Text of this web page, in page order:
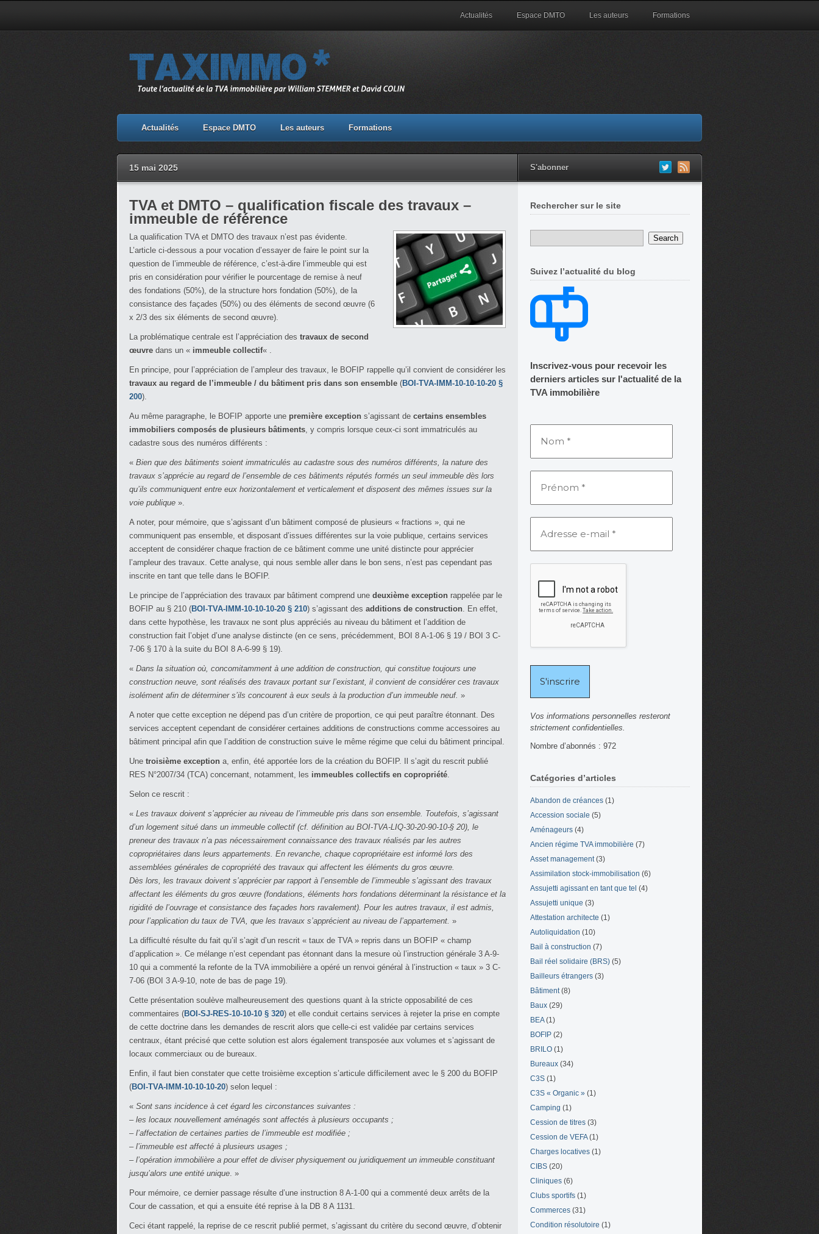
Actualités Espace DMTO Les auteurs Formations
Actualités Espace DMTO Les auteurs Formations
15 mai 2025 S'abonner
TVA et DMTO – qualification fiscale des travaux –
immeuble de référence
La qualification TVA et DMTO des travaux n’est pas évidente.
L’article ci-dessous a pour vocation d’essayer de faire le point sur la
question de l’immeuble de référence, c’est-à-dire l’immeuble qui est
pris en considération pour vérifier le pourcentage de remise à neuf
des fondations (50%), de la structure hors fondation (50%), de la
consistance des façades (50%) ou des éléments de second œuvre (6
x 2/3 des six éléments de second œuvre).
La problématique centrale est l’appréciation des travaux de second
œuvre dans un « immeuble collectif« .
En principe, pour l’appréciation de l’ampleur des travaux, le BOFIP rappelle qu’il convient de considérer les
travaux au regard de l’immeuble / du bâtiment pris dans son ensemble (BOI-TVA-IMM-10-10-10-20 §
200).
Au même paragraphe, le BOFIP apporte une première exception s’agissant de certains ensembles
immobiliers composés de plusieurs bâtiments, y compris lorsque ceux-ci sont immatriculés au
cadastre sous des numéros différents :
« Bien que des bâtiments soient immatriculés au cadastre sous des numéros différents, la nature des
travaux s’apprécie au regard de l’ensemble de ces bâtiments réputés formés un seul immeuble dès lors
qu’ils communiquent entre eux horizontalement et verticalement et disposent des mêmes issues sur la
voie publique ».
A noter, pour mémoire, que s’agissant d’un bâtiment composé de plusieurs « fractions », qui ne
communiquent pas ensemble, et disposant d’issues différentes sur la voie publique, certains services
acceptent de considérer chaque fraction de ce bâtiment comme une unité distincte pour apprécier
l’ampleur des travaux. Cette analyse, qui nous semble aller dans le bon sens, n’est pas cependant pas
inscrite en tant que telle dans le BOFIP.
Le principe de l’appréciation des travaux par bâtiment comprend une deuxième exception rappelée par le
BOFIP au § 210 (BOI-TVA-IMM-10-10-10-20 § 210) s’agissant des additions de construction. En effet,
dans cette hypothèse, les travaux ne sont plus appréciés au niveau du bâtiment et l’addition de
construction fait l’objet d’une analyse distincte (en ce sens, précédemment, BOI 8 A-1-06 § 19 / BOI 3 C-
7-06 § 170 à la suite du BOI 8 A-6-99 § 19).
« Dans la situation où, concomitamment à une addition de construction, qui constitue toujours une
construction neuve, sont réalisés des travaux portant sur l’existant, il convient de considérer ces travaux
isolément afin de déterminer s’ils concourent à eux seuls à la production d’un immeuble neuf. »
A noter que cette exception ne dépend pas d’un critère de proportion, ce qui peut paraître étonnant. Des
services acceptent cependant de considérer certaines additions de constructions comme accessoires au
bâtiment principal afin que l’addition de construction suive le même régime que celui du bâtiment principal.
Une troisième exception a, enfin, été apportée lors de la création du BOFIP. Il s’agit du rescrit publié
RES N°2007/34 (TCA) concernant, notamment, les immeubles collectifs en copropriété.
Selon ce rescrit :
« Les travaux doivent s’apprécier au niveau de l’immeuble pris dans son ensemble. Toutefois, s’agissant
d’un logement situé dans un immeuble collectif (cf. définition au BOI-TVA-LIQ-30-20-90-10-§ 20), le
preneur des travaux n’a pas nécessairement connaissance des travaux réalisés par les autres
copropriétaires dans leurs appartements. En revanche, chaque copropriétaire est informé lors des
assemblées générales de copropriété des travaux qui affectent les éléments du gros œuvre.
Dès lors, les travaux doivent s’apprécier par rapport à l’ensemble de l’immeuble s’agissant des travaux
affectant les éléments du gros œuvre (fondations, éléments hors fondations déterminant la résistance et la
rigidité de l’ouvrage et consistance des façades hors ravalement). Pour les autres travaux, il est admis,
pour l’application du taux de TVA, que les travaux s’apprécient au niveau de l’appartement. »
La difficulté résulte du fait qu’il s’agit d’un rescrit « taux de TVA » repris dans un BOFIP « champ
d’application ». Ce mélange n’est cependant pas étonnant dans la mesure où l’instruction générale 3 A-9-
10 qui a commenté la refonte de la TVA immobilière a opéré un renvoi général à l’instruction « taux » 3 C-
7-06 (BOI 3 A-9-10, note de bas de page 19).
Cette présentation soulève malheureusement des questions quant à la stricte opposabilité de ces
commentaires (BOI-SJ-RES-10-10-10 § 320) et elle conduit certains services à rejeter la prise en compte
de cette doctrine dans les demandes de rescrit alors que celle-ci est validée par certains services
centraux, étant précisé que cette solution est alors également transposée aux volumes et s’agissant de
locaux commerciaux ou de bureaux.
Enfin, il faut bien constater que cette troisième exception s’articule difficilement avec le § 200 du BOFIP
(BOI-TVA-IMM-10-10-10-20) selon lequel :
« Sont sans incidence à cet égard les circonstances suivantes :
– les locaux nouvellement aménagés sont affectés à plusieurs occupants ;
– l’affectation de certaines parties de l’immeuble est modifiée ;
– l’immeuble est affecté à plusieurs usages ;
– l’opération immobilière a pour effet de diviser physiquement ou juridiquement un immeuble constituant
jusqu’alors une entité unique. »
Pour mémoire, ce dernier passage résulte d’une instruction 8 A-1-00 qui a commenté deux arrêts de la
Cour de cassation, et qui a ensuite été reprise à la DB 8 A 1131.
Ceci étant rappelé, la reprise de ce rescrit publié permet, s’agissant du critère du second œuvre, d’obtenir
Rechercher sur le site
Suivez l’actualité du blog
Inscrivez-vous pour recevoir les
derniers articles sur l'actualité de la
TVA immobilière
Vos informations personnelles resteront
strictement confidentielles.
Nombre d’abonnés : 972
Catégories d’articles
Abandon de créances (1)
Accession sociale (5)
Aménageurs (4)
Ancien régime TVA immobilière (7)
Asset management(3)
Assimilation stock-immobilisation (6)
Assujetti agissant en tant que tel (4)
Assujetti unique (3)
Attestation architecte (1)
Autoliquidation (10)
Bail à construction (7)
Bail réel solidaire (BRS) (5)
Bailleurs étrangers (3)
Bâtiment(8)
Baux (29)
BEA(1)
BOFIP (2)
BRILO (1)
Bureaux (34)
C3S (1)
C3S « Organic » (1)
Camping (1)
Cession de titres (3)
Cession de VEFA(1)
Charges locatives (1)
CIBS (20)
Cliniques (6)
Clubs sportifs (1)
Commerces (31)
Condition résolutoire (1)